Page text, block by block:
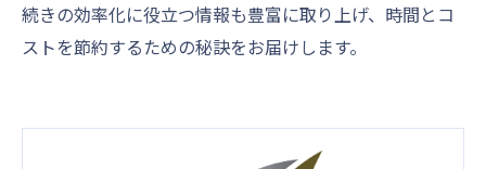
続きの効率化に役立つ情報も豊富に取り上げ、時間とコ
ストを節約するための秘訣をお届けします。